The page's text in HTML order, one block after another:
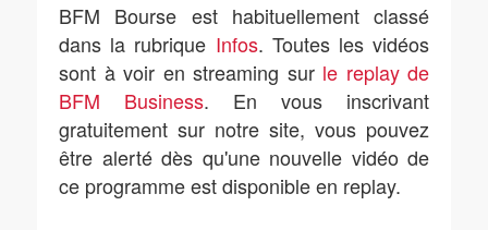
BFM Bourse est habituellement classé
dans la rubrique Infos. Toutes les vidéos
sont à voir en streaming sur le replay de
BFM Business. En vous inscrivant
gratuitement sur notre site, vous pouvez
être alerté dès qu'une nouvelle vidéo de
ce programme est disponible en replay.